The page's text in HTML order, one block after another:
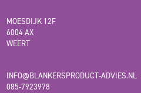
MOESDIJK 12F
6004 AX
WEERT
INFO@BLANKERSPRODUCT-ADVIES.NL
085-7923978